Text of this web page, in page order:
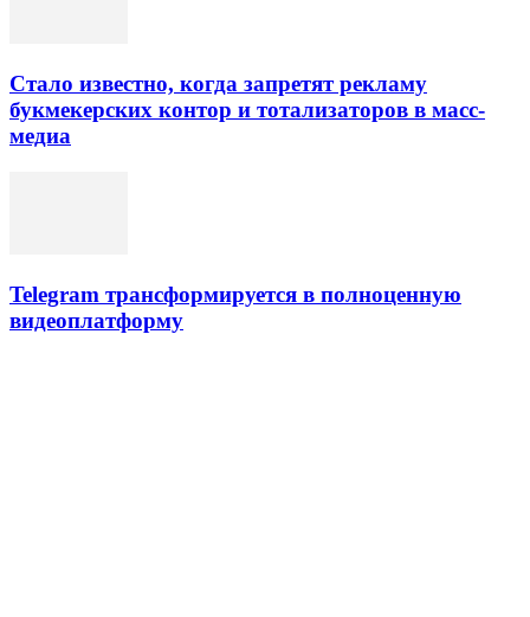
Стало известно, когда запретят рекламу
букмекерских контор и тотализаторов в масс-
медиа
Telegram трансформируется в полноценную
видеоплатформу